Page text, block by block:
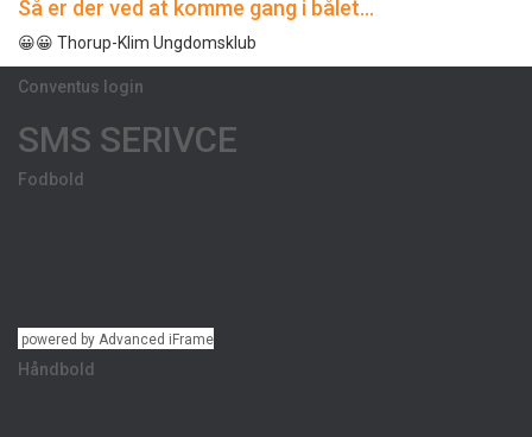
Så er der ved at komme gang i bålet…
😀😀 Thorup-Klim Ungdomsklub
Conventus login
SMS SERIVCE
Fodbold
powered by Advanced iFrame
Håndbold